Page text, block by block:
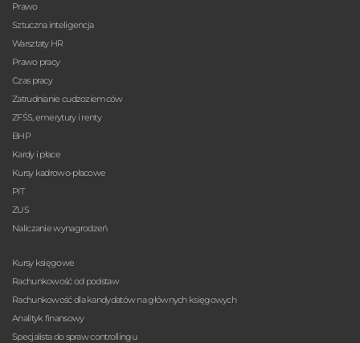
Prawo
Sztuczna inteligencja
Warsztaty HR
Prawo pracy
Czas pracy
Zatrudnianie cudzoziemców
ZFŚS, emerytury i renty
BHP
Kardy i płace
Kursy kadrowo-płacowe
PIT
ZUS
Naliczanie wynagrodzeń
Kursy księgowe
Rachunkowość od podstaw
Rachunkowość dla kandydatów na głównych księgowych
Analityk finansowy
Specjalista do spraw controllingu